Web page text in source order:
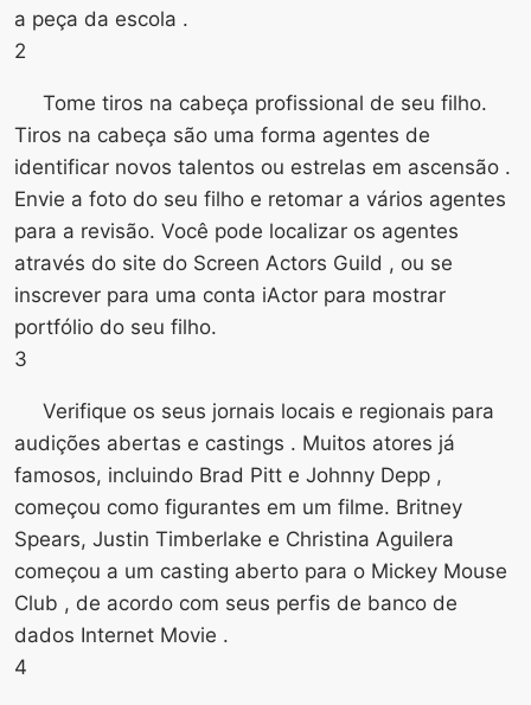
a peça da escola .
2
Tome tiros na cabeça profissional de seu filho.
Tiros na cabeça são uma forma agentes de
identificar novos talentos ou estrelas em ascensão .
Envie a foto do seu filho e retomar a vários agentes
para a revisão. Você pode localizar os agentes
através do site do Screen Actors Guild , ou se
inscrever para uma conta iActor para mostrar
portfólio do seu filho.
3
Verifique os seus jornais locais e regionais para
audições abertas e castings . Muitos atores já
famosos, incluindo Brad Pitt e Johnny Depp ,
começou como figurantes em um filme. Britney
Spears, Justin Timberlake e Christina Aguilera
começou a um casting aberto para o Mickey Mouse
Club , de acordo com seus perfis de banco de
dados Internet Movie .
4